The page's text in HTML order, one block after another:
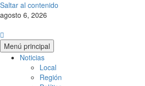
Saltar al contenido
agosto 6, 2026
Menú principal
Noticias
Local
Región